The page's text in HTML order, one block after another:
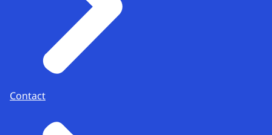
Contact